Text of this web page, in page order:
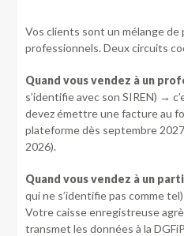
Vos clients sont un mélange
professionnels. Deux circuits
Quand vous vendez à un
s’identifie avec son SIREN) →
devez émettre une facture au
plateforme dès septembre
2026).
Quand vous vendez à un
qui ne s’identifie pas comme
Votre caisse enregistreuse
transmet les données à la